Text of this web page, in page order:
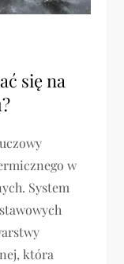
się na
w
System
która